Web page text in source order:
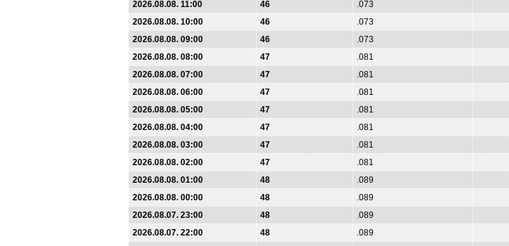
2026.08.08. 11:00
46
.073
2026.08.08. 10:00
46
.073
2026.08.08. 09:00
46
.073
2026.08.08. 08:00
47
.081
2026.08.08. 07:00
47
.081
2026.08.08. 06:00
47
.081
2026.08.08. 05:00
47
.081
2026.08.08. 04:00
47
.081
2026.08.08. 03:00
47
.081
2026.08.08. 02:00
47
.081
2026.08.08. 01:00
48
.089
2026.08.08. 00:00
48
.089
2026.08.07. 23:00
48
.089
2026.08.07. 22:00
48
.089